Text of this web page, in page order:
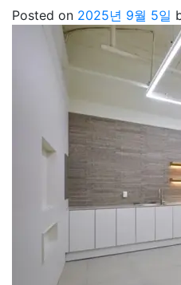
Posted on 2025년 9월 5일